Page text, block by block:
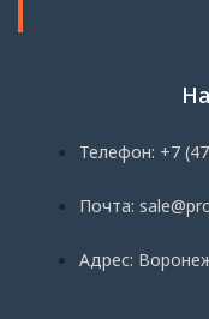
Телефон: +7
Почта:
Адрес: